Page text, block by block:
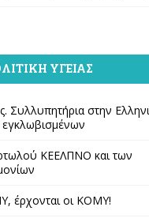
ΥΓΕΊΑΣ
Συλλυπητήρια στην
ΚΕΕΛΠΝΟ και των
έρχονται οι ΚΟΜΥ!